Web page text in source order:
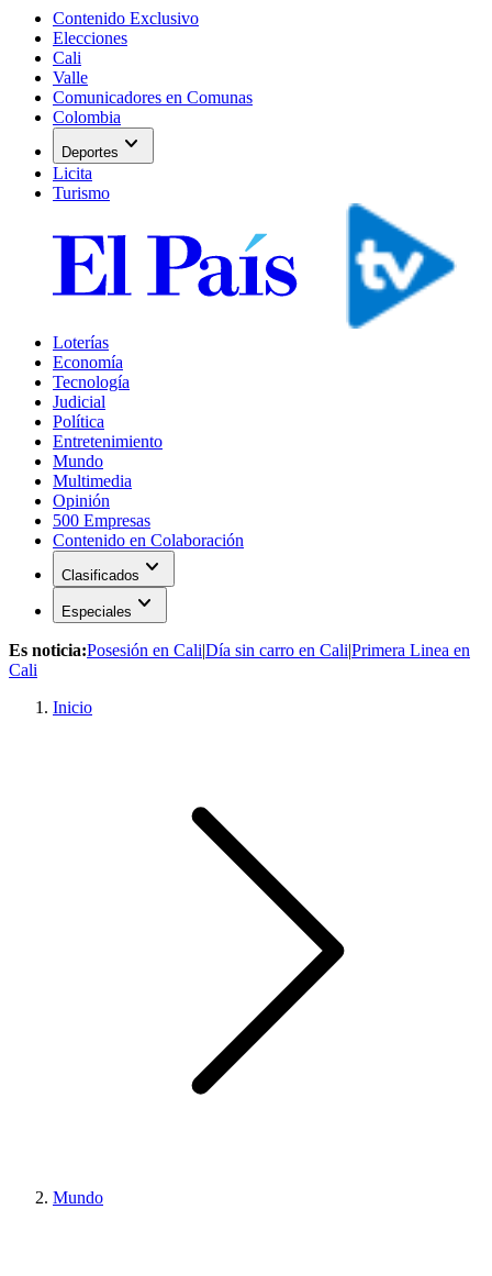
Contenido Exclusivo
Elecciones
Cali
Valle
Comunicadores en Comunas
Colombia
Deportes expand_more
Licita
Turismo
Loterías
Economía
Tecnología
Judicial
Política
Entretenimiento
Mundo
Multimedia
Opinión
500 Empresas
Contenido en Colaboración
Clasificados expand_more
Especiales expand_more
Es noticia:Posesión en Cali|Día sin carro en Cali|Primera Linea en
Cali
Inicio
Mundo